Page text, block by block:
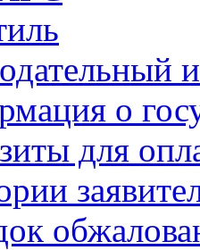
о
для